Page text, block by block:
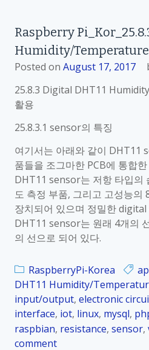
f
f
Raspberry
Humidity/Temperature
Posted on August 17, 2017
25.8.3 Digital DHT11
활용
25.8.3.1 sensor의 특징
여기서는 아래와 같이 DHT11
품들을 조그마한 PCB에 통합
DHT11 sensor는 저항 타입의
도 측정 부품, 그리고 고성능
장치되어 있으며 정밀한
DHT11 sensor는 원래 4개의
의 선으로 되어 있다.
RaspberryPi-Korea
DHT11 Humidity/
input/output, electronic
interface, iot, linux, mysql,
raspbian, resistance, sensor,
comment